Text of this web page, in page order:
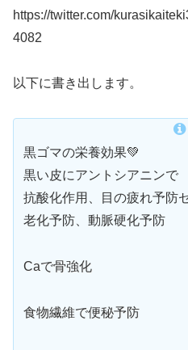
https://twitter.com/
4082
以下に書き出します。
黒ゴマの栄養効果💚
黒い皮にアントシアニンで
抗酸化作用、目の疲れ予防
老化予防、動脈硬化予防
Caで骨強化
食物繊維で便秘予防